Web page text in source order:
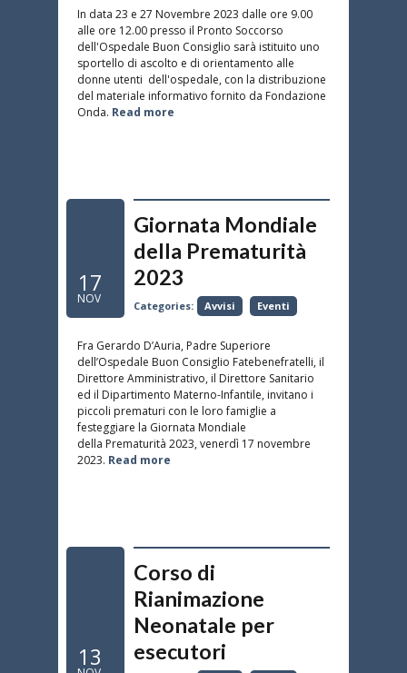
In data 23 e 27 Novembre 2023 dalle ore 9.00
alle ore 12.00 presso il Pronto Soccorso
dell'Ospedale Buon Consiglio sarà istituito uno
sportello di ascolto e di orientamento alle
donne utenti dell'ospedale, con la distribuzione
del materiale informativo fornito da Fondazione
Onda. Read more
17
NOV
Giornata Mondiale
della Prematurità
2023
Categories: Avvisi Eventi
Fra Gerardo D’Auria, Padre Superiore
dell’Ospedale Buon Consiglio Fatebenefratelli, il
Direttore Amministrativo, il Direttore Sanitario
ed il Dipartimento Materno-Infantile, invitano i
piccoli prematuri con le loro famiglie a
festeggiare la Giornata Mondiale
della Prematurità 2023, venerdì 17 novembre
2023. Read more
13
Corso di
Rianimazione
Neonatale per
esecutori